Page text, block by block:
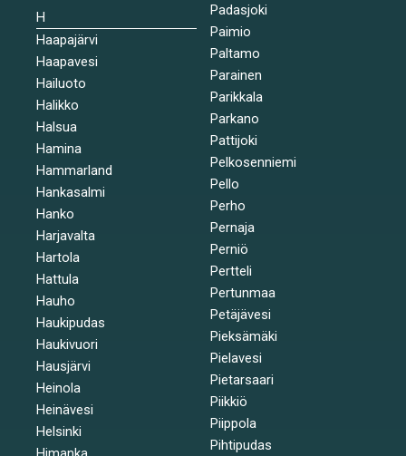
H
Haapajärvi
Haapavesi
Hailuoto
Halikko
Halsua
Hamina
Hammarland
Hankasalmi
Hanko
Harjavalta
Hartola
Hattula
Hauho
Haukipudas
Haukivuori
Hausjärvi
Heinola
Heinävesi
Helsinki
Padasjoki
Paimio
Paltamo
Parainen
Parikkala
Parkano
Pattijoki
Pelkosenniemi
Pello
Perho
Pernaja
Perniö
Pertteli
Pertunmaa
Petäjävesi
Pieksämäki
Pielavesi
Pietarsaari
Piikkiö
Piippola
Pihtipudas